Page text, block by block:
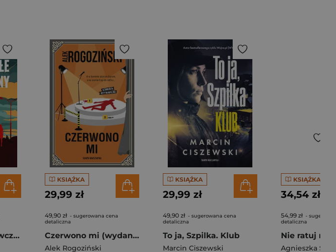
Skamieniałe dziewczyny
KSIĄŻKA
29,99 zł
49,90 zł - sugerowana cena
detaliczna
Czerwono mi (wydanie rozszerzone)
Alek Rogoziński
KSIĄŻKA
29,99 zł
49,90 zł - sugerowana cena
detaliczna
To ja, Szpilka. Klub
Marcin Ciszewski
KSIĄŻKA
34,54 zł
54,99 zł -
detaliczna
Nie ratuj
Agnieszka